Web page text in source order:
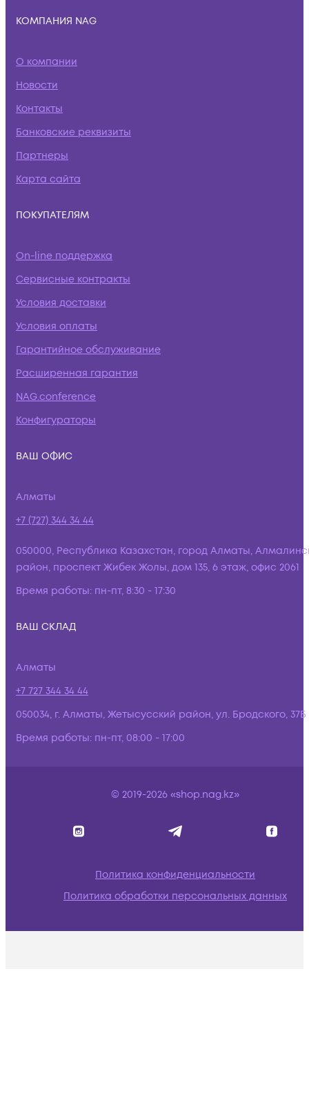
КОМПАНИЯ NAG
О компании
Новости
Контакты
Банковские реквизиты
Партнеры
Карта сайта
ПОКУПАТЕЛЯМ
On-line поддержка
Сервисные контракты
Условия доставки
Условия оплаты
Гарантийное обслуживание
Расширенная гарантия
NAG.conference
Конфигураторы
ВАШ ОФИС
Алматы
+7 (727) 344 34 44
050000, Республика Казахстан, город Алматы,
район, проспект Жибек Жолы, дом 135, 6 этаж, офис 2061
Время работы: пн-пт, 8:30 - 17:30
ВАШ СКЛАД
Алматы
+7 727 344 34 44
050034, г. Алматы, Жетысусский район, ул. Бродского, 37Б
Время работы: пн-пт, 08:00 - 17:00
© 2019-2026 «shop.nag.kz»
Политика конфиденциальности
Политика обработки персональных данных